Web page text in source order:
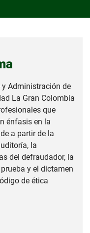
y Administración de
La Gran Colombia
que
énfasis en la
a partir de la
la
del defraudador, la
y el dictamen
de ética